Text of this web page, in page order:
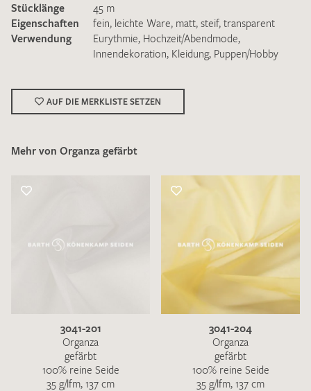
Ich bin damit einverstanden, dass meine angegebenen Daten
zur Beantwortung meiner Musteranfrage genutzt werden.
DieDatenschutzbestimmungenhabe ich zur Kenntnis
genommen und akzeptiere diese.
Stücklänge
45 m
Eigenschaften
fein, leichte Ware, matt, steif, transparent
Verwendung
Eurythmie, Hochzeit/Abendmode,
Innendekoration, Kleidung, Puppen/Hobby
AUF DIE MERKLISTE SETZEN
Mehr von Organza gefärbt
3041-201
Organza
gefärbt
100% reine Seide
35 g/lfm, 137 cm
3041-204
Organza
gefärbt
100% reine Seide
35 g/lfm, 137 cm